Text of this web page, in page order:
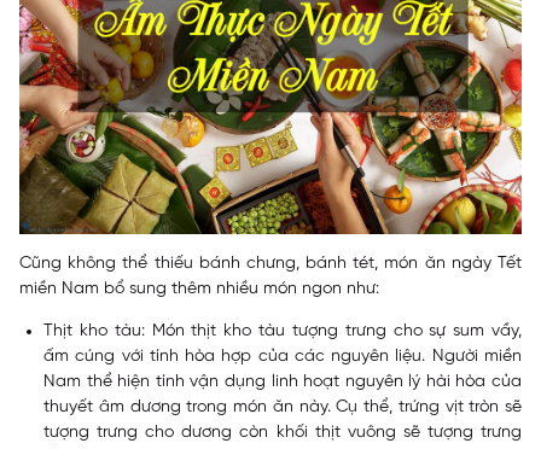
Cũng không thể thiếu bánh chưng, bánh tét, món ăn ngày Tết
miền Nam bổ sung thêm nhiều món ngon như:
Thịt kho tàu: Món thịt kho tàu tượng trưng cho sự sum vầy,
ấm cúng với tính hòa hợp của các nguyên liệu. Người miền
Nam thể hiện tính vận dụng linh hoạt nguyên lý hài hòa của
thuyết âm dương trong món ăn này. Cụ thể, trứng vịt tròn sẽ
tượng trưng cho dương còn khối thịt vuông sẽ tượng trưng